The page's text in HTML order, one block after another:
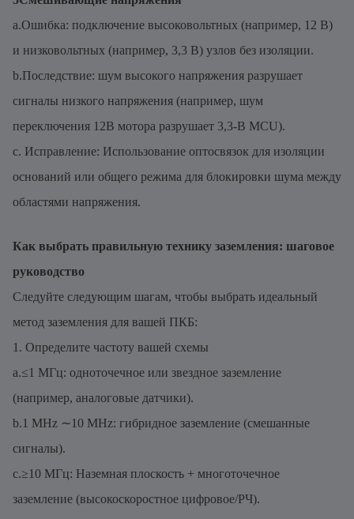
a.Ошибка: подключение высоковольтных (например, 12 В)
и низковольтных (например, 3,3 В) узлов без изоляции.
b.Последствие: шум высокого напряжения разрушает
сигналы низкого напряжения (например, шум
переключения 12В мотора разрушает 3,3-В MCU).
c. Исправление: Использование оптосвязок для изоляции
оснований или общего режима для блокировки шума между
областями напряжения.
Как выбрать правильную технику заземления: шаговое
руководство
Следуйте следующим шагам, чтобы выбрать идеальный
метод заземления для вашей ПКБ:
1. Определите частоту вашей схемы
a.≤1 МГц: одноточечное или звездное заземление
(например, аналоговые датчики).
b.1 MHz ∼10 MHz: гибридное заземление (смешанные
сигналы).
c.≥10 МГц: Наземная плоскость + многоточечное
заземление (высокоскоростное цифровое/РЧ).